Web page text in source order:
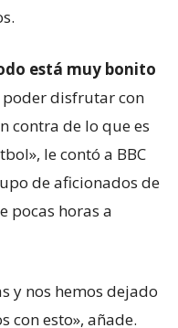
está muy bonito
poder disfrutar con
contra de lo que es
le contó a BBC
de aficionados de
pocas horas a
y nos hemos dejado
con esto», añade.